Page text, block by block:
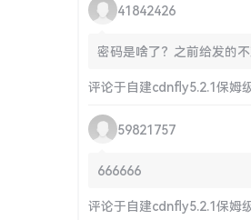
41842426
密码是啥了？之前给发的
评论于自建cdnfly5.2.1保姆
59821757
666666
评论于自建cdnfly5.2.1保姆